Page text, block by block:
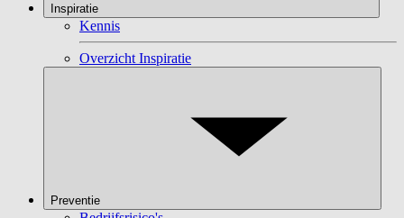
Inspiratie
Kennis
Overzicht Inspiratie
Preventie